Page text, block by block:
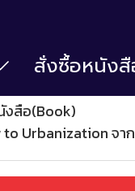
สั่งซื้อหนัง
งสือ(Book)
Urbanization จา